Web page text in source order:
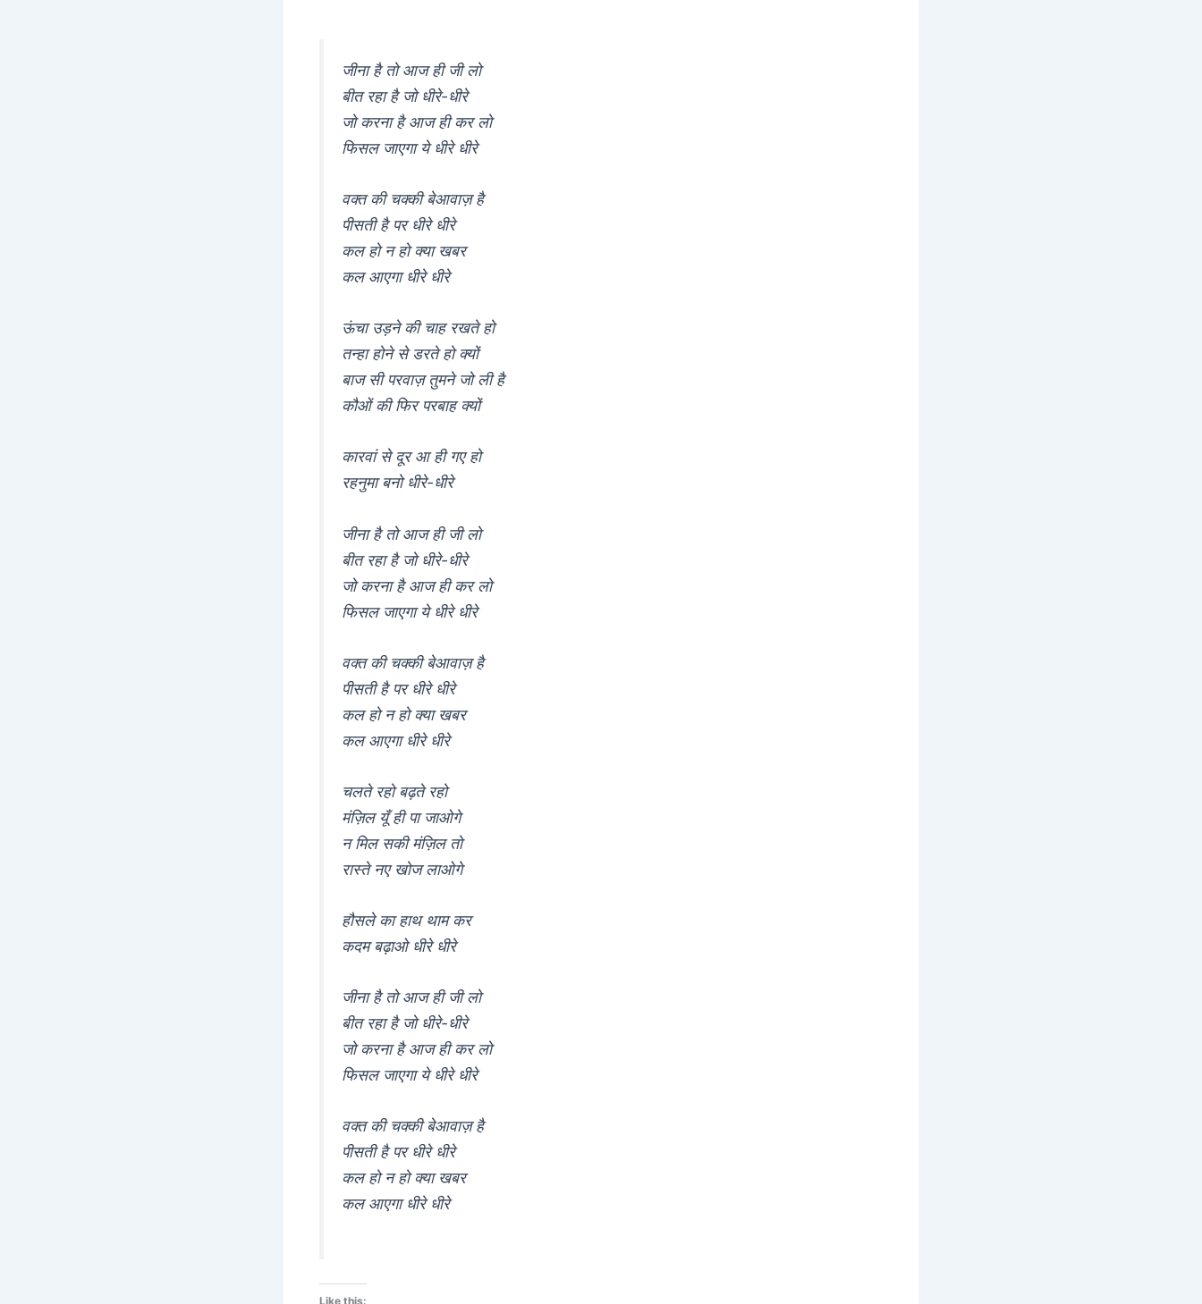
जीना है तो आज ही जी लो
बीत रहा है जो धीरे-धीरे
जो करना है आज ही कर लो
फिसल जाएगा ये धीरे धीरे
वक्त की चक्की बेआवाज़ है
पीसती है पर धीरे धीरे
कल हो न हो क्या खबर
कल आएगा धीरे धीरे
ऊंचा उड़ने की चाह रखते हो
तन्हा होने से डरते हो क्यों
बाज सी परवाज़ तुमने जो ली है
कौओं की फिर परबाह क्यों
कारवां से दूर आ ही गए हो
रहनुमा बनो धीरे-धीरे
जीना है तो आज ही जी लो
बीत रहा है जो धीरे-धीरे
जो करना है आज ही कर लो
फिसल जाएगा ये धीरे धीरे
वक्त की चक्की बेआवाज़ है
पीसती है पर धीरे धीरे
कल हो न हो क्या खबर
कल आएगा धीरे धीरे
चलते रहो बढ़ते रहो
मंज़िल यूँ ही पा जाओगे
न मिल सकी मंज़िल तो
रास्ते नए खोज लाओगे
हौसले का हाथ थाम कर
कदम बढ़ाओ धीरे धीरे
जीना है तो आज ही जी लो
बीत रहा है जो धीरे-धीरे
जो करना है आज ही कर लो
फिसल जाएगा ये धीरे धीरे
वक्त की चक्की बेआवाज़ है
पीसती है पर धीरे धीरे
कल हो न हो क्या खबर
कल आएगा धीरे धीरे
Like this: